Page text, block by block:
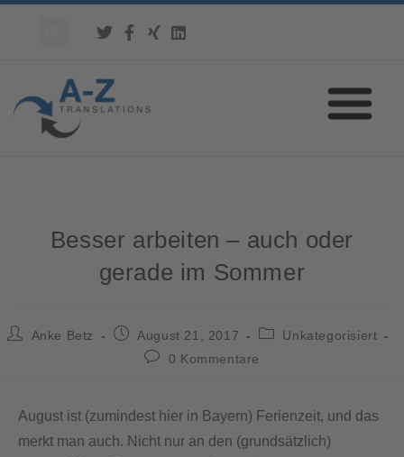
Besser arbeiten – auch oder
gerade im Sommer
Anke Betz August 21, 2017
Unkategorisiert
0 Kommentare
August ist (zumindest hier in Bayern) Ferienzeit, und das
merkt man auch. Nicht nur an den (grundsätzlich)